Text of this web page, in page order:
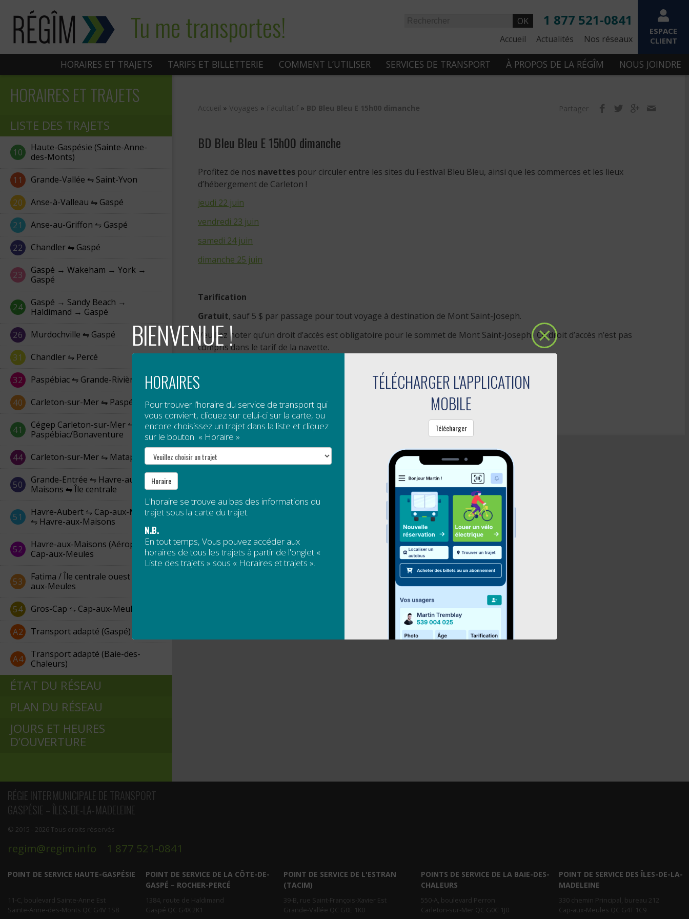
contenu
Tu me transportes!
ESPACE
CLIENT
1 877 521-0841
OK
Nos réseaux
Accueil Actualités
HORAIRES ET TRAJETS TARIFS ET BILLETTERIE COMMENT L’UTILISER SERVICES DE TRANSPORT À PROPOS DE LA RÉGÎM NOUS JOINDRE
HORAIRES ET TRAJETS
LISTE DES TRAJETS
10
Haute-Gaspésie (Sainte-Anne-
des-Monts)
11 Grande-Vallée ⇋ Saint-Yvon
20 Anse-à-Valleau ⇋ Gaspé
21 Anse-au-Griffon ⇋ Gaspé
22 Chandler ⇋ Gaspé
23
Gaspé → Wakeham → York →
Gaspé
24
Gaspé → Sandy Beach →
Haldimand → Gaspé
26 Murdochville ⇋ Gaspé
31 Chandler ⇋ Percé
32 Paspébiac ⇋ Grande-Rivière
40 Carleton-sur-Mer ⇋ Paspébiac
41
Cégep Carleton-sur-Mer ⇋
Paspébiac/Bonaventure
44 Carleton-sur-Mer ⇋ Matapédia
50
Grande-Entrée ⇋ Havre-aux-
Maisons ⇋ Île centrale
51
Havre-Aubert ⇋ Cap-aux-Meules
⇋ Havre-aux-Maisons
52
Havre-aux-Maisons (Aéroport) ⇋
Cap-aux-Meules
53
Fatima / Île centrale ouest ⇋ Cap-
aux-Meules
54 Gros-Cap ⇋ Cap-aux-Meules
A2 Transport adapté (Gaspé)
A4
Transport adapté (Baie-des-
Chaleurs)
ÉTAT DU RÉSEAU
PLAN DU RÉSEAU
JOURS ET HEURES
D’OUVERTURE
Accueil » Voyages » Facultatif » BD Bleu Bleu E 15h00 dimanche Partager
BD Bleu Bleu E 15h00 dimanche
Profitez de nos navettes pour circuler entre les sites du Festival Bleu Bleu, ainsi que les commerces et les lieux
d’hébergement de Carleton !
jeudi 22 juin
vendredi 23 juin
samedi 24 juin
dimanche 25 juin
Tarification
Gratuit, sauf 5 $ par passage pour tout voyage à destination de Mont Saint-Joseph.
Veuillez noter qu’un droit d’accès est obligatoire pour le sommet de Mont Saint-Joseph. Ce droit d’accès n’est pas
compris dans le tarif de la navette.
RÉGIE INTERMUNICIPALE DE TRANSPORT
GASPÉSIE – ÎLES-DE-LA-MADELEINE
© 2015 - 2026 Tous droits réservés
regim@regim.info 1 877 521-0841
POINT DE SERVICE HAUTE-GASPÉSIE
11-C, boulevard Sainte-Anne Est
Sainte-Anne-des-Monts QC G4V 1S8
POINT DE SERVICE DE LA CÔTE-DE-
GASPÉ – ROCHER-PERCÉ
1384, route de Haldimand
Gaspé QC G4X 2K1
POINT DE SERVICE DE L'ESTRAN
(TACIM)
39-B, rue Saint-François-Xavier Est
Grande-Vallée QC G0E 1K0
POINTS DE SERVICE DE LA BAIE-DES-
CHALEURS
550-A, boulevard Perron
Carleton-sur-Mer QC G0C 1J0
POINT DE SERVICE DES ÎLES-DE-LA-
MADELEINE
330 chemin Principal, bureau 212
Cap-aux-Meules QC G4T 1C9
BIENVENUE !
HORAIRES
Pour trouver l’horaire du service de transport qui
vous convient, cliquez sur celui-ci sur la carte, ou
encore choisissez un trajet dans la liste et cliquez
sur le bouton « Horaire »
Horaire
L'horaire se trouve au bas des informations du
trajet sous la carte du trajet.
N.B.
En tout temps, Vous pouvez accéder aux
horaires de tous les trajets à partir de l'onglet «
Liste des trajets » sous « Horaires et trajets ».
TÉLÉCHARGER L'APPLICATION
MOBILE
Télécharger